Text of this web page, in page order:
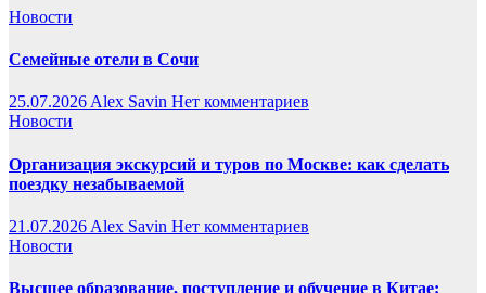
Новости
Семейные отели в Сочи
25.07.2026Alex Savin Нет комментариев
Новости
Организация экскурсий и туров по Москве: как сделать
поездку незабываемой
21.07.2026 Alex Savin Нет комментариев
Новости
Высшее образование, поступление и обучение в Китае: